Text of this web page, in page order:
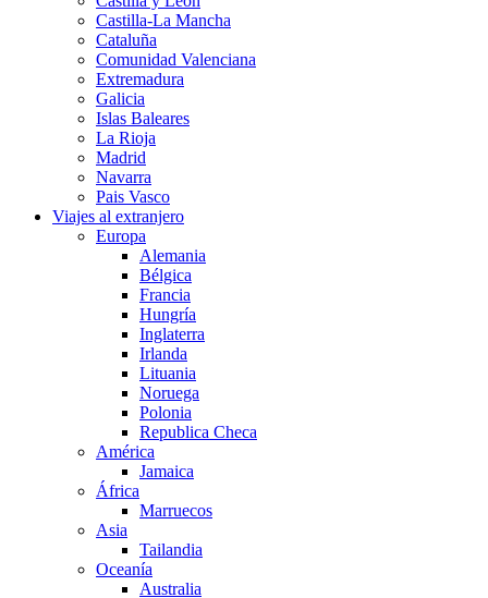
Castilla-La Mancha
Cataluña
Comunidad Valenciana
Extremadura
Galicia
Islas Baleares
La Rioja
Madrid
Navarra
Pais Vasco
Viajes al extranjero
Europa
Alemania
Bélgica
Francia
Hungría
Inglaterra
Irlanda
Lituania
Noruega
Polonia
Republica Checa
América
Jamaica
África
Marruecos
Asia
Tailandia
Oceanía
Australia